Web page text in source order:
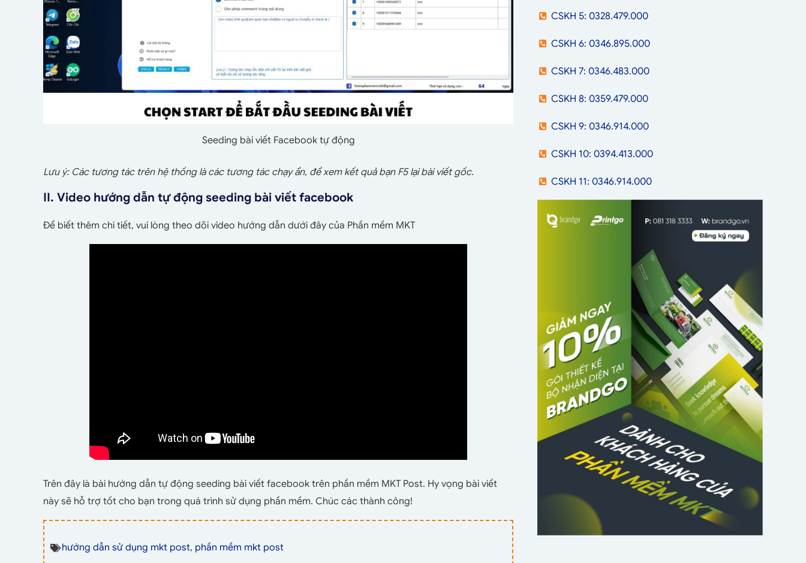
Seeding bài viết Facebook tự động
Lưu ý: Các tương tác trên hệ thống là các tương tác chạy ẩn, để xem kết quả bạn F5 lại bài viết gốc.
II. Video hướng dẫn tự động seeding bài viết facebook
Để biết thêm chi tiết, vui lòng theo dõi video hướng dẫn dưới đây của Phần mềm MKT
Trên đây là bài hướng dẫn tự động seeding bài viết facebook trên phần mềm MKT Post. Hy vọng bài viết
này sẽ hỗ trợ tốt cho bạn trong quá trình sử dụng phần mềm. Chúc các thành công!
hướng dẫn sử dụng mkt post, phần mềm mkt post
CSKH 5: 0328.479.000
CSKH 6: 0346.895.000
CSKH 7: 0346.483.000
CSKH 8: 0359.479.000
CSKH 9: 0346.914.000
CSKH 10: 0394.413.000
CSKH 11: 0346.914.000